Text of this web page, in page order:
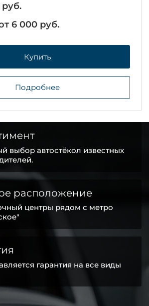
6 000 руб.
Купить
Подробнее
выбор автостёкол известных
расположение
центры рядом с метро
гарантия на все виды